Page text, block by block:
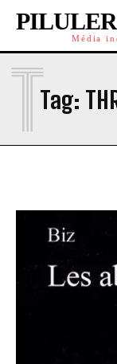
Média
Tag:
T